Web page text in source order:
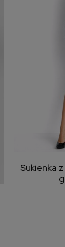
Sukienka